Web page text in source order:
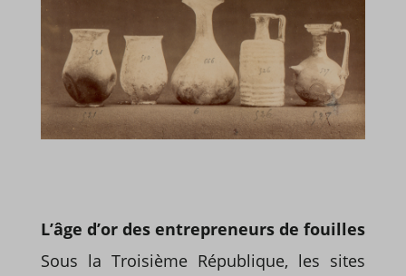
L’âge d’or des entrepreneurs de fouilles
Sous la Troisième République, les sites